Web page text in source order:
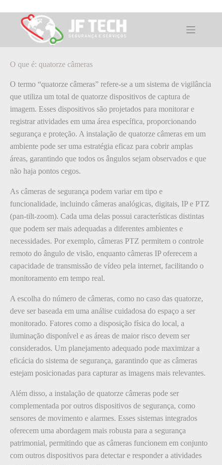
para
conteúdoO que é: quatorze câmeras
O que é: quatorze câmeras
O termo “quatorze câmeras” refere-se a um sistema de vigilância
que utiliza um total de quatorze dispositivos de captura de
imagem. Esses dispositivos são projetados para monitorar e
registrar atividades em uma área específica, proporcionando
segurança e proteção. A instalação de quatorze câmeras em um
ambiente pode ser uma estratégia eficaz para cobrir amplas
áreas, garantindo que todos os ângulos sejam observados e que
não haja pontos cegos.
As câmeras de segurança podem variar em tipo e
funcionalidade, incluindo câmeras analógicas, digitais, IP e PTZ
(pan-tilt-zoom). Cada uma delas possui características distintas
que podem ser mais adequadas a diferentes ambientes e
necessidades. Por exemplo, câmeras PTZ permitem o controle
remoto do ângulo de visão, enquanto câmeras IP oferecem a
capacidade de transmissão de vídeo pela internet, facilitando o
monitoramento em tempo real.
A escolha do número de câmeras, como no caso das quatorze,
deve ser baseada em uma análise cuidadosa do espaço a ser
monitorado. Fatores como a disposição física do local, a
iluminação disponível e as áreas de maior risco devem ser
considerados. Um planejamento adequado pode maximizar a
eficácia do sistema de segurança, garantindo que as câmeras
estejam posicionadas para capturar as imagens mais relevantes.
Além disso, a instalação de quatorze câmeras pode ser
complementada por outros dispositivos de segurança, como
sensores de movimento e alarmes. Esses sistemas integrados
oferecem uma abordagem mais robusta para a segurança
patrimonial, permitindo que as câmeras funcionem em conjunto
com outros dispositivos para detectar e responder a atividades